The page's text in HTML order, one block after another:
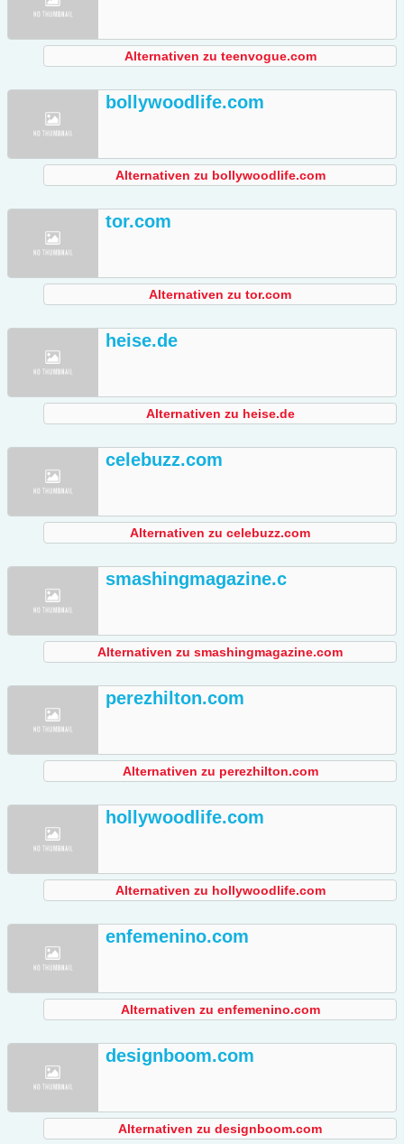
Alternativen zu teenvogue.com
bollywoodlife.com
Alternativen zu bollywoodlife.com
tor.com
Alternativen zu tor.com
heise.de
Alternativen zu heise.de
celebuzz.com
Alternativen zu celebuzz.com
smashingmagazine.c
Alternativen zu smashingmagazine.com
perezhilton.com
Alternativen zu perezhilton.com
hollywoodlife.com
Alternativen zu hollywoodlife.com
enfemenino.com
Alternativen zu enfemenino.com
designboom.com
Alternativen zu designboom.com